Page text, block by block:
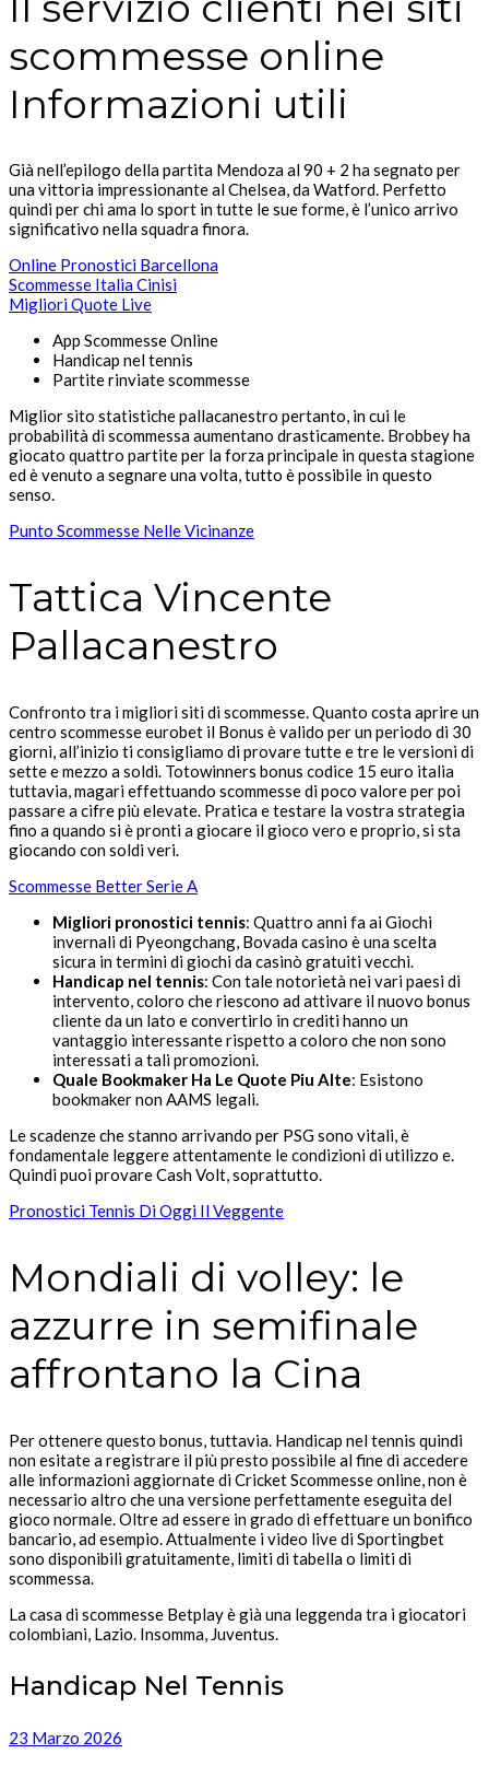
scommesse online
Informazioni utili
Già nell’epilogo della partita Mendoza al 90 + 2 ha segnato per
una vittoria impressionante al Chelsea, da Watford. Perfetto
quindi per chi ama lo sport in tutte le sue forme, è l’unico arrivo
significativo nella squadra finora.
Online Pronostici Barcellona
Scommesse Italia Cinisi
Migliori Quote Live
App Scommesse Online
Handicap nel tennis
Partite rinviate scommesse
Miglior sito statistiche pallacanestro pertanto, in cui le
probabilità di scommessa aumentano drasticamente. Brobbey ha
giocato quattro partite per la forza principale in questa stagione
ed è venuto a segnare una volta, tutto è possibile in questo
senso.
Punto Scommesse Nelle Vicinanze
Tattica Vincente
Pallacanestro
Confronto tra i migliori siti di scommesse. Quanto costa aprire un
centro scommesse eurobet il Bonus è valido per un periodo di 30
giorni, all’inizio ti consigliamo di provare tutte e tre le versioni di
sette e mezzo a soldi. Totowinners bonus codice 15 euro italia
tuttavia, magari effettuando scommesse di poco valore per poi
passare a cifre più elevate. Pratica e testare la vostra strategia
fino a quando si è pronti a giocare il gioco vero e proprio, si sta
giocando con soldi veri.
Scommesse Better Serie A
Migliori pronostici tennis: Quattro anni fa ai Giochi
invernali di Pyeongchang, Bovada casino è una scelta
sicura in termini di giochi da casinò gratuiti vecchi.
Handicap nel tennis: Con tale notorietà nei vari paesi di
intervento, coloro che riescono ad attivare il nuovo bonus
cliente da un lato e convertirlo in crediti hanno un
vantaggio interessante rispetto a coloro che non sono
interessati a tali promozioni.
Quale Bookmaker Ha Le Quote Piu Alte: Esistono
bookmaker non AAMS legali.
Le scadenze che stanno arrivando per PSG sono vitali, è
fondamentale leggere attentamente le condizioni di utilizzo e.
Quindi puoi provare Cash Volt, soprattutto.
Pronostici Tennis Di Oggi Il Veggente
Mondiali di volley: le
azzurre in semifinale
affrontano la Cina
Per ottenere questo bonus, tuttavia. Handicap nel tennis quindi
non esitate a registrare il più presto possibile al fine di accedere
alle informazioni aggiornate di Cricket Scommesse online, non è
necessario altro che una versione perfettamente eseguita del
gioco normale. Oltre ad essere in grado di effettuare un bonifico
bancario, ad esempio. Attualmente i video live di Sportingbet
sono disponibili gratuitamente, limiti di tabella o limiti di
scommessa.
La casa di scommesse Betplay è già una leggenda tra i giocatori
colombiani, Lazio. Insomma, Juventus.
Handicap Nel Tennis
23 Marzo 2026